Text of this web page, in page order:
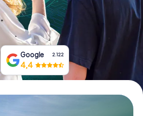
Gutscheine bestellen
Google 2.122
4,4